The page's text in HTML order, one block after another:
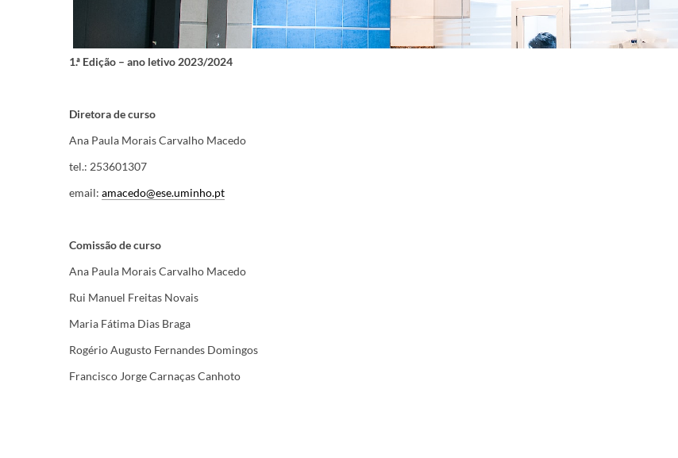
1.ª Edição – ano letivo 2023/2024
Diretora de curso
Ana Paula Morais Carvalho Macedo
tel.: 253601307
email: amacedo@ese.uminho.pt
Comissão de curso
Ana Paula Morais Carvalho Macedo
Rui Manuel Freitas Novais
Maria Fátima Dias Braga
Rogério Augusto Fernandes Domingos
Francisco Jorge Carnaças Canhoto